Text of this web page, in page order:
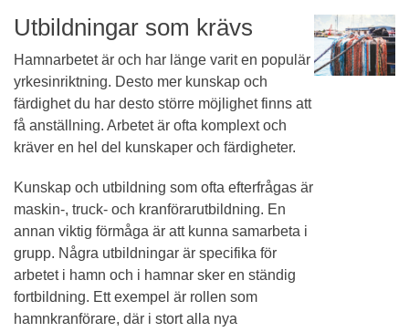
Utbildningar som krävs
Hamnarbetet är och har länge varit en populär
yrkesinriktning. Desto mer kunskap och
färdighet du har desto större möjlighet finns att
få anställning. Arbetet är ofta komplext och
kräver en hel del kunskaper och färdigheter.
Kunskap och utbildning som ofta efterfrågas är
maskin-, truck- och kranförarutbildning. En
annan viktig förmåga är att kunna samarbeta i
grupp. Några utbildningar är specifika för
arbetet i hamn och i hamnar sker en ständig
fortbildning. Ett exempel är rollen som
hamnkranförare, där i stort alla nya